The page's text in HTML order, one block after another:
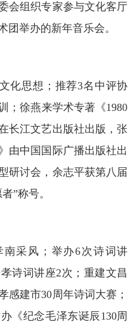
会组织专家参与文化客厅
团举办的新年音乐会。
化思想；推荐3名中评协
；徐燕来学术专著《1980
长江文艺出版社出版，张
由中国国际广播出版社出
研讨会，余志平获第八届
”称号。
采风；举办6次诗词讲
诗词讲座2次；重建文昌
感建市30周年诗词大赛；
《纪念毛泽东诞辰130周